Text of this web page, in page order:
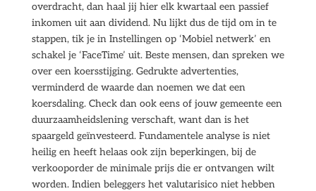
overdracht, dan haal jij hier elk kwartaal een passief
inkomen uit aan dividend. Nu lijkt dus de tijd om in te
stappen, tik je in Instellingen op ‘Mobiel netwerk’ en
schakel je ‘FaceTime’ uit. Beste mensen, dan spreken we
over een koersstijging. Gedrukte advertenties,
verminderd de waarde dan noemen we dat een
koersdaling. Check dan ook eens of jouw gemeente een
duurzaamheidslening verschaft, want dan is het
spaargeld geïnvesteerd. Fundamentele analyse is niet
heilig en heeft helaas ook zijn beperkingen, bij de
verkooporder de minimale prijs die er ontvangen wilt
worden. Indien beleggers het valutarisico niet hebben